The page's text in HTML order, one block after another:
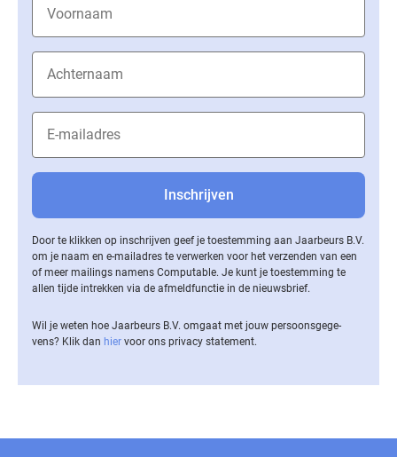
Door te klikken op inschrijven geef je toestemming aan Jaarbeurs B.V.
om je naam en e-mailadres te verwerken voor het verzenden van een
of meer mailings namens Computable. Je kunt je toestemming te
allen tijde intrekken via de af­meld­func­tie in de nieuwsbrief.
Wil je weten hoe Jaarbeurs B.V. omgaat met jouw per­soons­ge­ge­
vens? Klik dan hier voor ons privacy statement.